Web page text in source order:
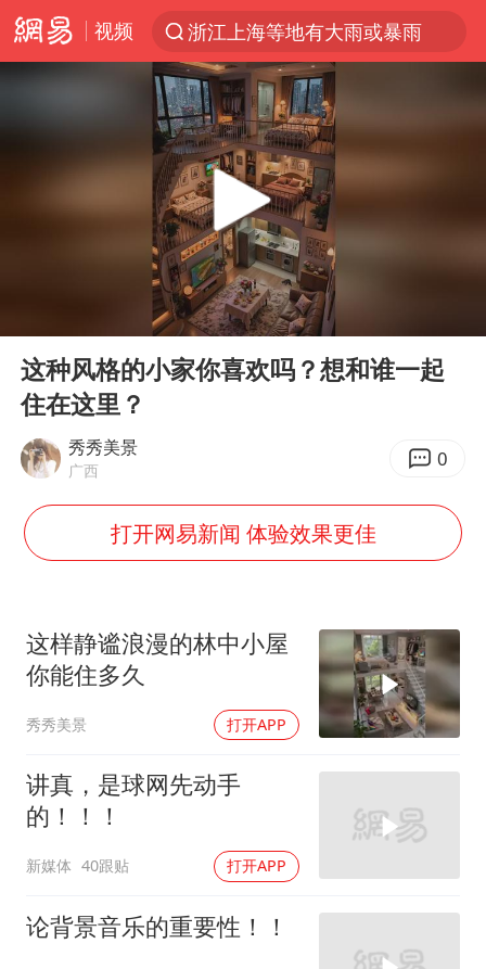
视频
浙江上海等地有大雨或暴雨
光影经济撬动暑期消费新蓝海
《欢迎来龙餐馆》口碑
情侣福建平潭拍日出时坠崖
杭州全市有序停课
直击东北超：哈尔滨vs通辽
白海豚将正面袭击贯穿浙江
郑丽文：台湾从来没有“独立”过
几元成本的AI广告导致千万市值蒸发
酒店回应车内过夜被收150元
上半年国内手机销量TOP30出炉
梁家辉百花奖演讲落泪
人民的健康、体质、幸福一脉相承
Play
这种风格的小家你喜欢吗？想和谁一起
住在这里？
秀秀美景
广西 0
打开网易新闻 体验效果更佳
这样静谧浪漫的林中小屋
你能住多久
秀秀美景 打开APP
讲真，是球网先动手
的！！！
新媒体 40跟贴 打开APP
论背景音乐的重要性！！